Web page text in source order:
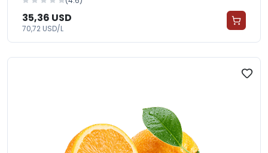
35,36 USD
70,72 USD/L